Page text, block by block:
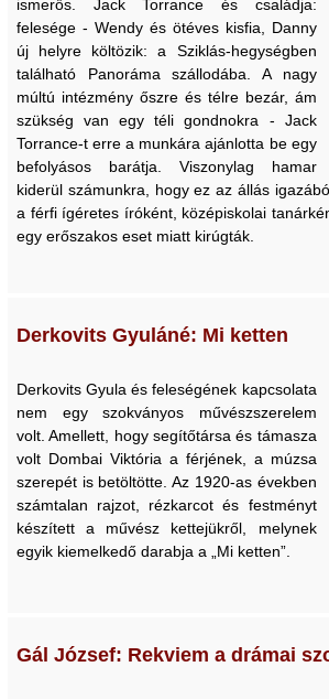
ismerős. Jack Torrance és családja:
felesége - Wendy és ötéves kisfia, Danny
új helyre költözik: a Sziklás-hegységben
található Panoráma szállodába. A nagy
múltú intézmény őszre és télre bezár, ám
szükség van egy téli gondnokra - Jack
Torrance-t erre a munkára ajánlotta be egy
befolyásos barátja. Viszonylag hamar
kiderül számunkra, hogy ez az állás
a férfi ígéretes íróként, középiskolai
egy erőszakos eset miatt kirúgták.
Derkovits Gyuláné: Mi ketten
Derkovits Gyula és feleségének kapcsolata
nem egy szokványos művészszerelem
volt. Amellett, hogy segítőtársa és támasza
volt Dombai Viktória a férjének, a múzsa
szerepét is betöltötte. Az 1920-as években
számtalan rajzot, rézkarcot és festményt
készített a művész kettejükről, melynek
egyik kiemelkedő darabja a „Mi ketten”.
Gál József: Rekviem a drámai